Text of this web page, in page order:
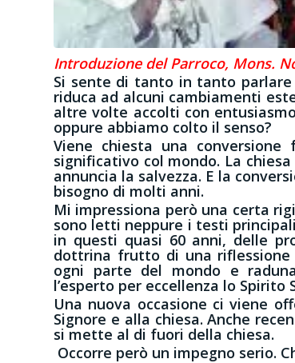
Introduzione del Parroco, Mons.
Si sente di tanto in tanto parlare
riduca ad alcuni cambiamenti
altre volte accolti con
oppure abbiamo colto il senso?
Viene chiesta una
significativo col mondo. La
annuncia la salvezza. E la
bisogno di molti anni.
Mi impressiona però una certa
sono letti neppure i testi
in questi quasi 60 anni, delle
dottrina frutto di una riflessione
ogni parte del mondo e
l’esperto per eccellenza lo Spirito
Una nuova occasione ci viene
Signore e alla chiesa. Anche
si mette al di fuori della chiesa.
Occorre però un impegno serio.